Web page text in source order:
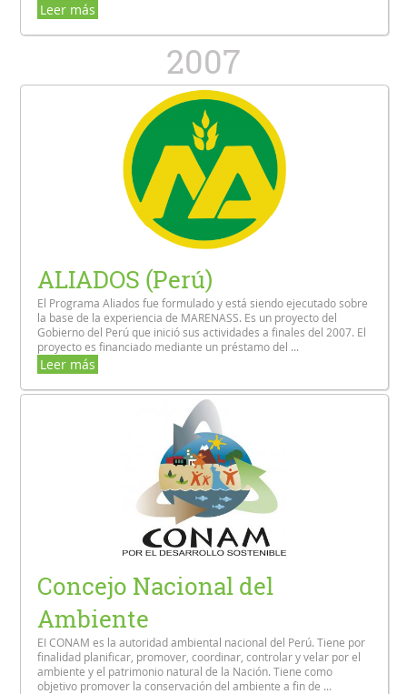
Leer más
2007
ALIADOS (Perú)
El Programa Aliados fue formulado y está siendo ejecutado sobre
la base de la experiencia de MARENASS. Es un proyecto del
Gobierno del Perú que inició sus actividades a finales del 2007. El
proyecto es financiado mediante un préstamo del ...
Leer más
Concejo Nacional del
Ambiente
EI CONAM es la autoridad ambiental nacional del Perú. Tiene por
finalidad planificar, promover, coordinar, controlar y velar por el
ambiente y el patrimonio natural de la Nación. Tiene como
objetivo promover la conservación del ambiente a fin de ...